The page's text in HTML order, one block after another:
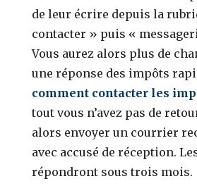
de leur écrire depuis la
contacter » puis «
Vous aurez alors plus de
une réponse des impôts
comment contacter les
tout vous n’avez pas de
alors envoyer un courrier
avec accusé de réception.
répondront sous trois mois.